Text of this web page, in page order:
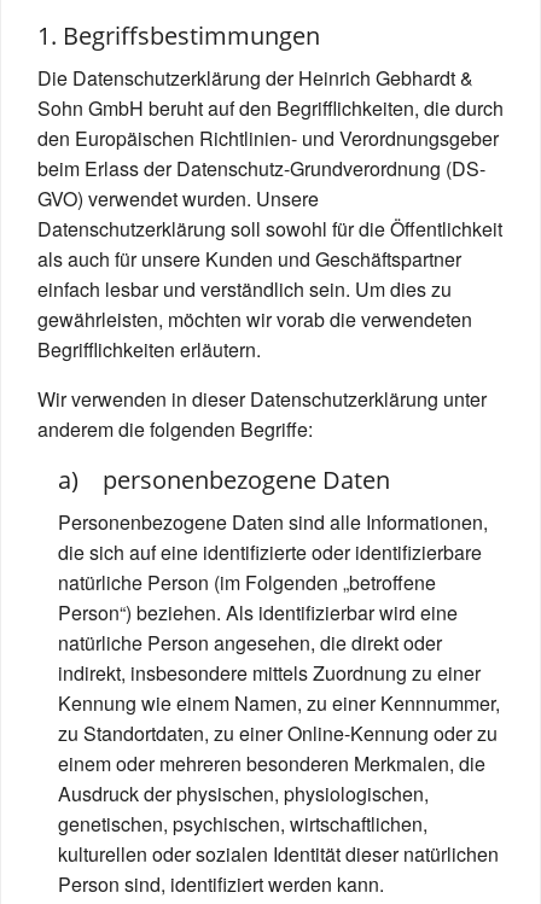
1. Begriffsbestimmungen
Die Datenschutzerklärung der Heinrich Gebhardt &
Sohn GmbH beruht auf den Begrifflichkeiten, die durch
den Europäischen Richtlinien- und Verordnungsgeber
beim Erlass der Datenschutz-Grundverordnung (DS-
GVO) verwendet wurden. Unsere
Datenschutzerklärung soll sowohl für die Öffentlichkeit
als auch für unsere Kunden und Geschäftspartner
einfach lesbar und verständlich sein. Um dies zu
gewährleisten, möchten wir vorab die verwendeten
Begrifflichkeiten erläutern.
Wir verwenden in dieser Datenschutzerklärung unter
anderem die folgenden Begriffe:
a) personenbezogene Daten
Personenbezogene Daten sind alle Informationen,
die sich auf eine identifizierte oder identifizierbare
natürliche Person (im Folgenden „betroffene
Person“) beziehen. Als identifizierbar wird eine
natürliche Person angesehen, die direkt oder
indirekt, insbesondere mittels Zuordnung zu einer
Kennung wie einem Namen, zu einer Kennnummer,
zu Standortdaten, zu einer Online-Kennung oder zu
einem oder mehreren besonderen Merkmalen, die
Ausdruck der physischen, physiologischen,
genetischen, psychischen, wirtschaftlichen,
kulturellen oder sozialen Identität dieser natürlichen
Person sind, identifiziert werden kann.